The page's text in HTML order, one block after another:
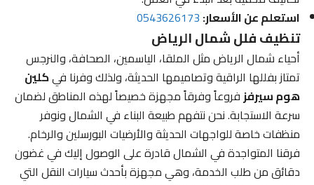
استعلم عن الأسعار:0543626173
تنظيف فلل شمال الرياض
أحياء شمال الرياض مثل الملقا، الياسمين، الصحافة، والنرجس
تمتاز بفللها الراقية وتصاميمها الحديثة، ولذلك وفرنا فيكلين
هوم سيرفزفروعاً وفرقاً مجهزة خصيصاً لهذه المناطق لضمان
سرعة الاستجابة. نحن نتفهم طبيعة البناء في الشمال ونوفر
منظفات خاصة للواجهات الحديثة والأرضيات البورسلين والرخام.
فرقنا المتواجدة في الشمال قادرة على الوصول إليك في غضون
دقائق من طلب الخدمة، وهي مجهزة بأحدث سيارات النقل التي